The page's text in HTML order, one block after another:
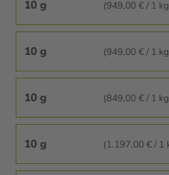
10 g (949,00 € / 1
10 g (949,00 € / 1
10 g (849,00 € / 1
10 g (1.197,00 € / 1